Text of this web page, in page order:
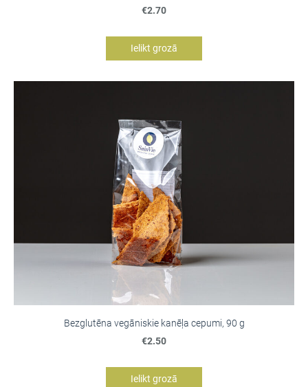
€2.70
Ielikt grozā
Bezglutēna vegāniskie kanēļa cepumi, 90 g
€2.50
Ielikt grozā